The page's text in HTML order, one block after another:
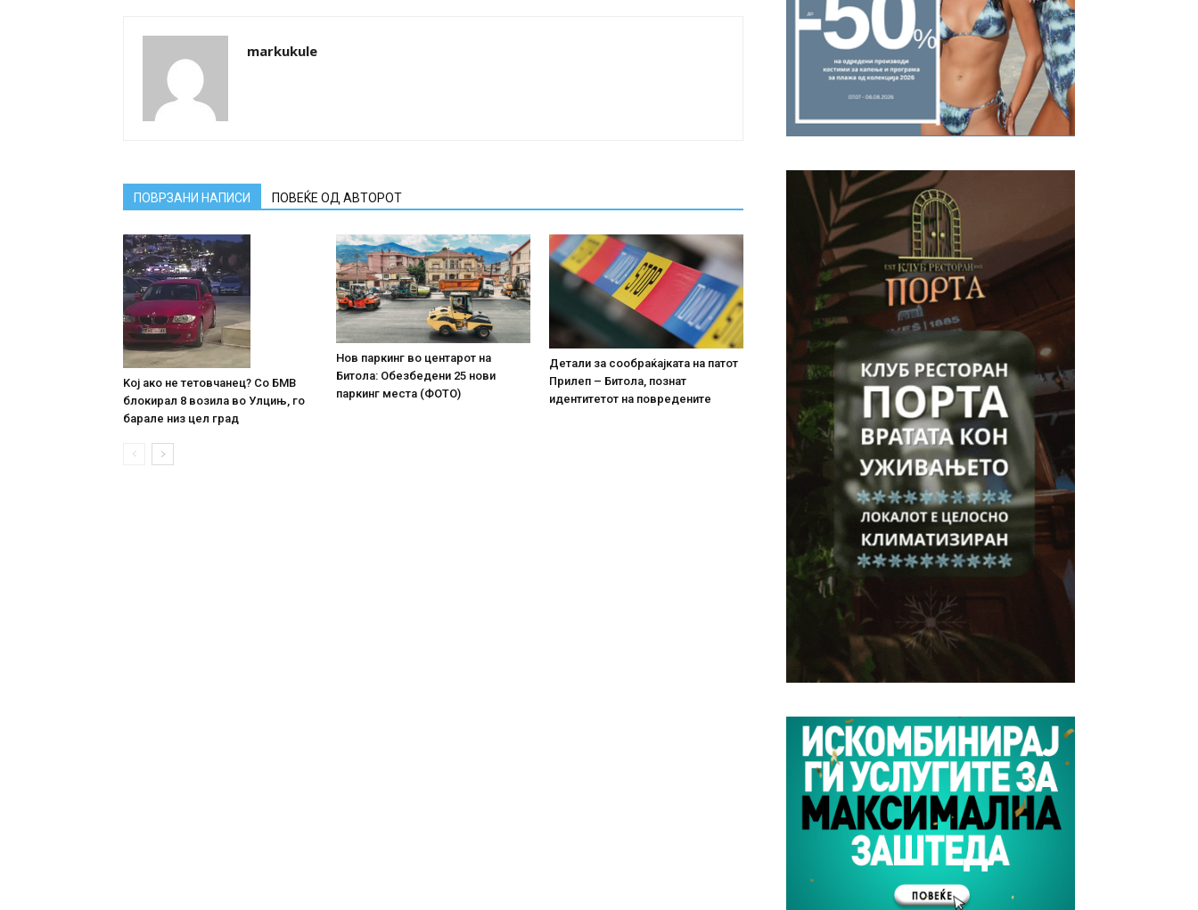
markukule
ПОВРЗАНИ НАПИСИ ПОВЕЌЕ ОД АВТОРОТ
Koj ако не тетовчанец? Со БМВ
блокирал 8 возила во Улцињ, го
барале низ цел град
Нов паркинг во центарот на
Битола: Обезбедени 25 нови
паркинг места (ФОТО)
Детали за сообраќајката на патот
Прилеп – Битола, познат
идентитетот на повредените